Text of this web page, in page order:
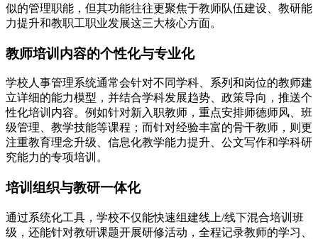
似的管理职能，但其功能往往更聚焦于教师队伍建设、教研能
力提升和教职工职业发展这三大核心方面。
教师培训内容的个性化与专业化
学校人事管理系统通常会针对不同学科、系列和岗位的教师建
立详细的能力模型，并结合学科发展趋势、政策导向，推送个
性化培训内容。例如针对新入职教师，重点安排师德师风、班
级管理、教学技能等课程；而针对经验丰富的骨干教师，则更
注重教育理念升级、信息化教学能力提升、公文写作和学科研
究能力的专项培训。
培训组织与教研一体化
通过系统化工具，学校不仅能快速组建线上/线下混合培训班
级，还能针对教研课题开展研修活动，全程记录教师的学习、